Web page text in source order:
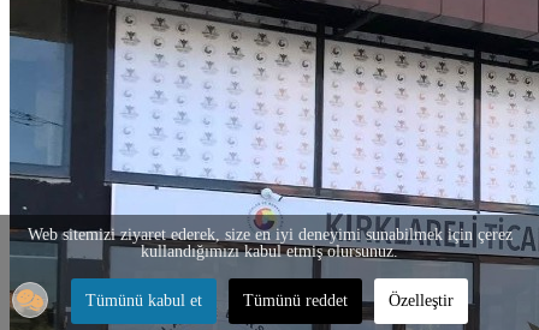
Web sitemizi ziyaret ederek, size en iyi deneyimi sunabilmek için çerez
kullandığımızı kabul etmiş olursunuz.
Tümünü kabul et Tümünü reddet Özelleştir